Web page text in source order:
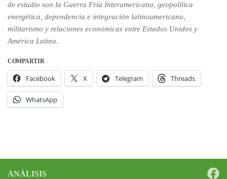
de estudio son la Guerra Fría Interamericana, geopolítica
energética, dependencia e integración latinoamericana,
militarismo y relaciones económicas entre Estados Unidos y
América Latina.
COMPARTIR
Facebook X Telegram Threads
WhatsApp
ANÁLISIS